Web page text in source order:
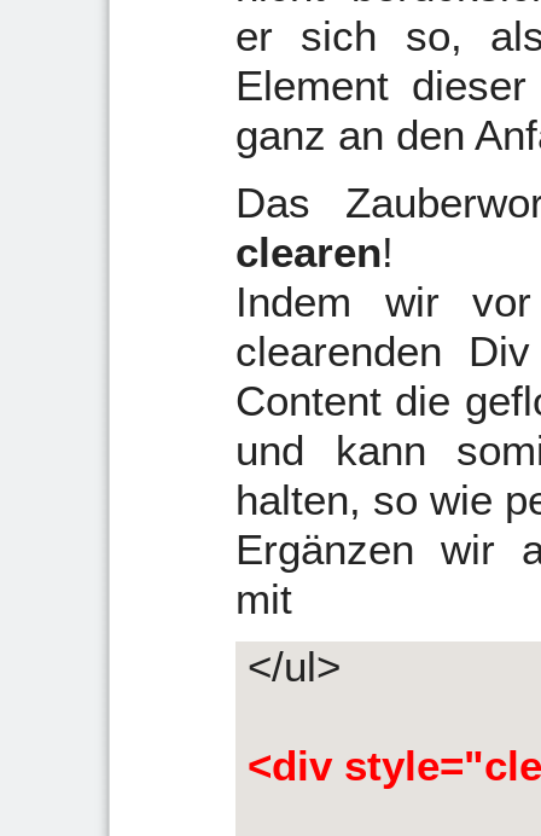
er sich so,
Element
ganz an den
Das
clearen!
Indem wir
clearenden
Content die
und kann
halten, so wie
Ergänzen wir
mit
</ul>
<div